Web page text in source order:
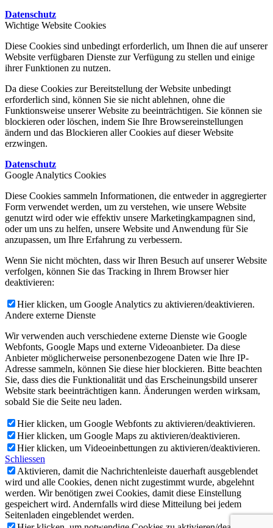
Datenschutz
Wichtige Website Cookies
Diese Cookies sind unbedingt erforderlich, um Ihnen die auf unserer
Website verfügbaren Dienste zur Verfügung zu stellen und einige
ihrer Funktionen zu nutzen.
Da diese Cookies zur Bereitstellung der Website unbedingt
erforderlich sind, können Sie sie nicht ablehnen, ohne die
Funktionsweise unserer Website zu beeinträchtigen. Sie können sie
blockieren oder löschen, indem Sie Ihre Browsereinstellungen
ändern und das Blockieren aller Cookies auf dieser Website
erzwingen.
Datenschutz
Google Analytics Cookies
Diese Cookies sammeln Informationen, die entweder in aggregierter
Form verwendet werden, um zu verstehen, wie unsere Website
genutzt wird oder wie effektiv unsere Marketingkampagnen sind,
oder um uns zu helfen, unsere Website und Anwendung für Sie
anzupassen, um Ihre Erfahrung zu verbessern.
Wenn Sie nicht möchten, dass wir Ihren Besuch auf unserer Website
verfolgen, können Sie das Tracking in Ihrem Browser hier
deaktivieren:
Hier klicken, um Google Analytics zu aktivieren/deaktivieren.
Andere externe Dienste
Wir verwenden auch verschiedene externe Dienste wie Google
Webfonts, Google Maps und externe Videoanbieter. Da diese
Anbieter möglicherweise personenbezogene Daten wie Ihre IP-
Adresse sammeln, können Sie diese hier blockieren. Bitte beachten
Sie, dass dies die Funktionalität und das Erscheinungsbild unserer
Website stark beeinträchtigen kann. Änderungen werden wirksam,
sobald Sie die Seite neu laden.
Hier klicken, um Google Webfonts zu aktivieren/deaktivieren.
Hier klicken, um Google Maps zu aktivieren/deaktivieren.
Hier klicken, um Videoeinbettungen zu aktivieren/deaktivieren.
Schliessen
Aktivieren, damit die Nachrichtenleiste dauerhaft ausgeblendet
wird und alle Cookies, denen nicht zugestimmt wurde, abgelehnt
werden. Wir benötigen zwei Cookies, damit diese Einstellung
gespeichert wird. Andernfalls wird diese Mitteilung bei jedem
Seitenladen eingeblendet werden.